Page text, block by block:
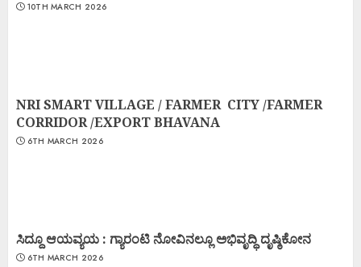
10TH MARCH 2026
NRI SMART VILLAGE / FARMER CITY /FARMER
CORRIDOR /EXPORT BHAVANA
6TH MARCH 2026
ಸಿದ್ದೂ ಆಯವ್ಯಯ : ಗ್ಯಾರಂಟಿ ನೋವಿನಲ್ಲೂ ಅಭಿವೃದ್ಧಿ ದೃಷ್ಠಿಕೋನ
6TH MARCH 2026